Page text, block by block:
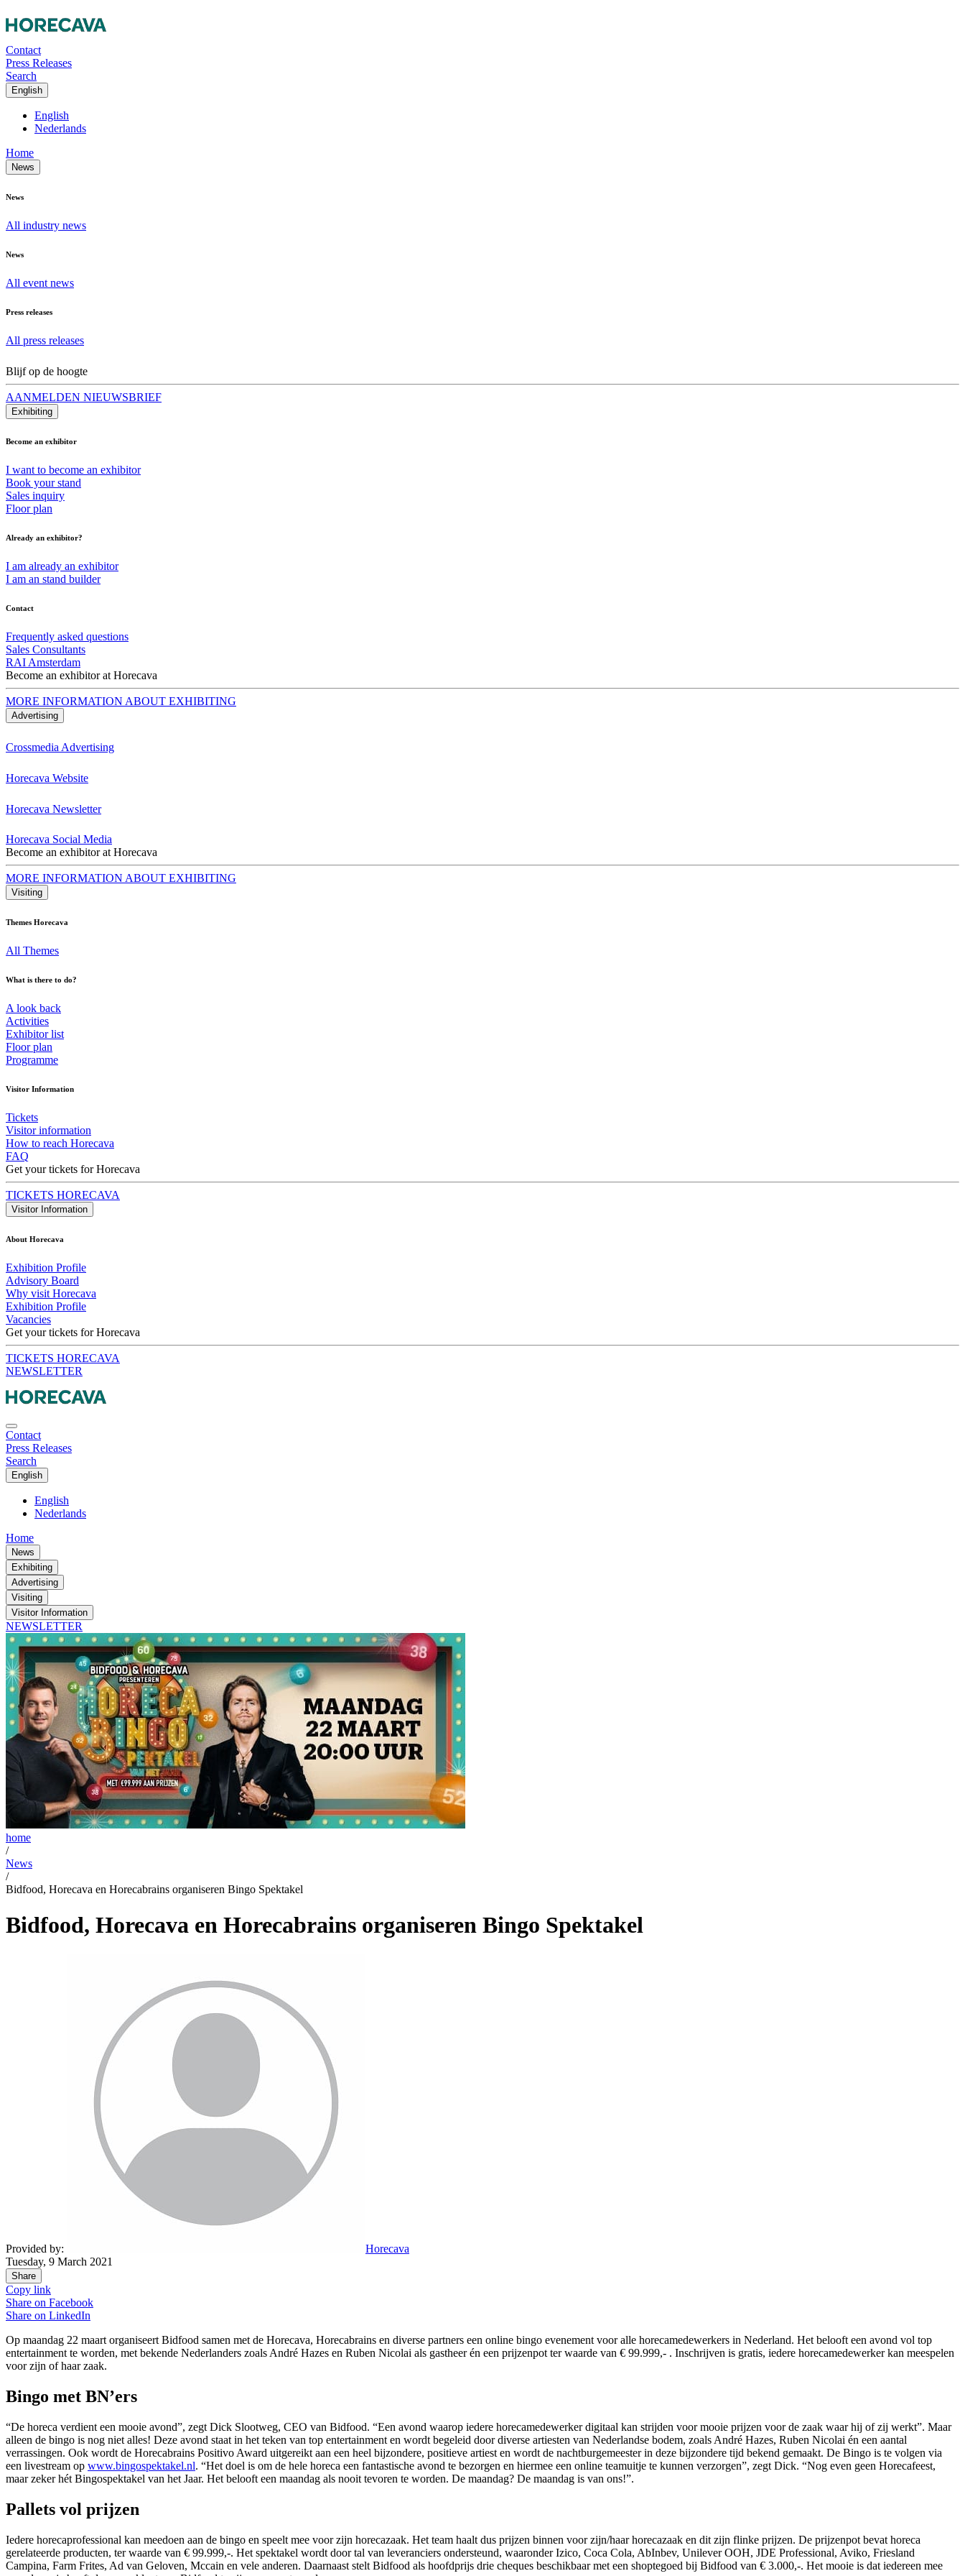
Contact
Press Releases
Search
English
English
Nederlands
Home
News
News
All industry news
News
All event news
Press releases
All press releases
Blijf op de hoogte
AANMELDEN NIEUWSBRIEF
Exhibiting
Become an exhibitor
I want to become an exhibitor
Book your stand
Sales inquiry
Floor plan
Already an exhibitor?
I am already an exhibitor
I am an stand builder
Contact
Frequently asked questions
Sales Consultants
RAI Amsterdam
Become an exhibitor at Horecava
MORE INFORMATION ABOUT EXHIBITING
Advertising
Crossmedia Advertising
Horecava Website
Horecava Newsletter
Horecava Social Media
Become an exhibitor at Horecava
MORE INFORMATION ABOUT EXHIBITING
Visiting
Themes Horecava
All Themes
What is there to do?
A look back
Activities
Exhibitor list
Floor plan
Programme
Visitor Information
Tickets
Visitor information
How to reach Horecava
FAQ
Get your tickets for Horecava
TICKETS HORECAVA
Visitor Information
About Horecava
Exhibition Profile
Advisory Board
Why visit Horecava
Exhibition Profile
Vacancies
Get your tickets for Horecava
TICKETS HORECAVA
NEWSLETTER
Contact
Press Releases
Search
English
English
Nederlands
Home
News
Exhibiting
Advertising
Visiting
Visitor Information
NEWSLETTER
home
/
News
/
Bidfood, Horecava en Horecabrains organiseren Bingo Spektakel
Bidfood, Horecava en Horecabrains organiseren Bingo Spektakel
Provided by:
Horecava
Tuesday, 9 March 2021
Share
Copy link
Share on Facebook
Share on LinkedIn
Op maandag 22 maart organiseert Bidfood samen met de Horecava, Horecabrains en diverse partners een online bingo evenement voor alle horecamedewerkers in Nederland. Het belooft een avond vol top
entertainment te worden, met bekende Nederlanders zoals André Hazes en Ruben Nicolai als gastheer én een prijzenpot ter waarde van € 99.999,- . Inschrijven is gratis, iedere horecamedewerker kan meespelen
voor zijn of haar zaak.
Bingo met BN’ers
“De horeca verdient een mooie avond”, zegt Dick Slootweg, CEO van Bidfood. “Een avond waarop iedere horecamedewerker digitaal kan strijden voor mooie prijzen voor de zaak waar hij of zij werkt”. Maar
alleen de bingo is nog niet alles! Deze avond staat in het teken van top entertainment en wordt begeleid door diverse artiesten van Nederlandse bodem, zoals André Hazes, Ruben Nicolai én een aantal
verrassingen. Ook wordt de Horecabrains Positivo Award uitgereikt aan een heel bijzondere, positieve artiest en wordt de nachtburgemeester in deze bijzondere tijd bekend gemaakt. De Bingo is te volgen via
een livestream op www.bingospektakel.nl. “Het doel is om de hele horeca een fantastische avond te bezorgen en hiermee een online teamuitje te kunnen verzorgen”, zegt Dick. “Nog even geen Horecafeest,
maar zeker hét Bingospektakel van het Jaar. Het belooft een maandag als nooit tevoren te worden. De maandag? De maandag is van ons!”.
Pallets vol prijzen
Iedere horecaprofessional kan meedoen aan de bingo en speelt mee voor zijn horecazaak. Het team haalt dus prijzen binnen voor zijn/haar horecazaak en dit zijn flinke prijzen. De prijzenpot bevat horeca
gerelateerde producten, ter waarde van € 99.999,-. Het spektakel wordt door tal van leveranciers ondersteund, waaronder Izico, Coca Cola, AbInbev, Unilever OOH, JDE Professional, Aviko, Friesland
Campina, Farm Frites, Ad van Geloven, Mccain en vele anderen. Daarnaast stelt Bidfood als hoofdprijs drie cheques beschikbaar met een shoptegoed bij Bidfood van € 3.000,-. Het mooie is dat iedereen mee